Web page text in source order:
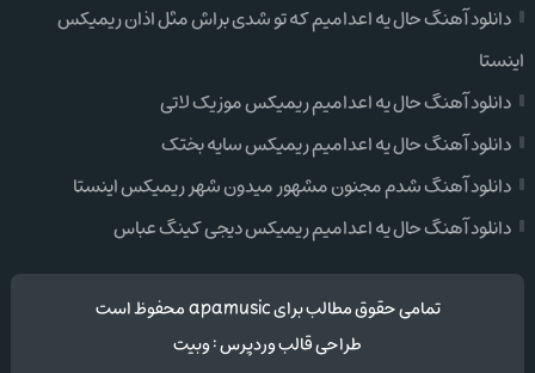
دانلود آهنگ حال یه اعدامیم که تو شدی براش مثل اذان ریمیکس
اینستا
دانلود آهنگ حال یه اعدامیم ریمیکس موزیک لاتی
دانلود آهنگ حال یه اعدامیم ریمیکس سایه بختک
دانلود آهنگ شدم مجنون مشهور میدون شهر ریمیکس اینستا
دانلود آهنگ حال یه اعدامیم ریمیکس دیجی کینگ عباس
تمامی حقوق مطالب برای apamusic محفوظ است
طراحی قالب وردپرس:وبیت